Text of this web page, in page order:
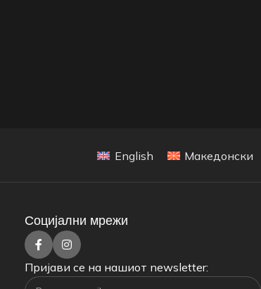
English Македонски
Социјални мрежи
Пријави се на нашиот newsletter: